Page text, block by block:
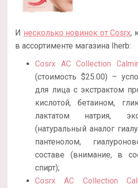
И несколько новинок от Cosrx,
в ассортименте магазина Iherb:
Cosrx AC Collection
(стоимость $25.00) –
для лица с экстрактом
кислотой, бетаином,
лактатом натрия,
(натуральный аналог
пантенолом,
составе (внимание, в
спирт);
Cosrx AC Collection